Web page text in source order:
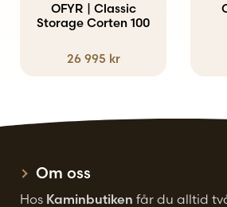
OFYR | Classic
Storage Corten 100
26 995 kr
Om oss
Hos Kaminbutiken får du alltid